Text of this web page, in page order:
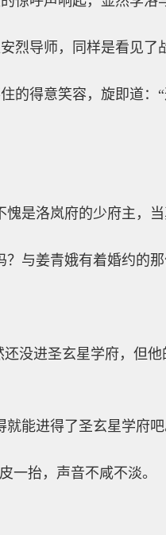
烈导师，同样是看见了
的得意笑容，旋即道
是洛岚府的少府主，
与姜青娥有着婚约的
没进圣玄星学府，但
能进得了圣玄星学府吧
一抬，声音不咸不淡。